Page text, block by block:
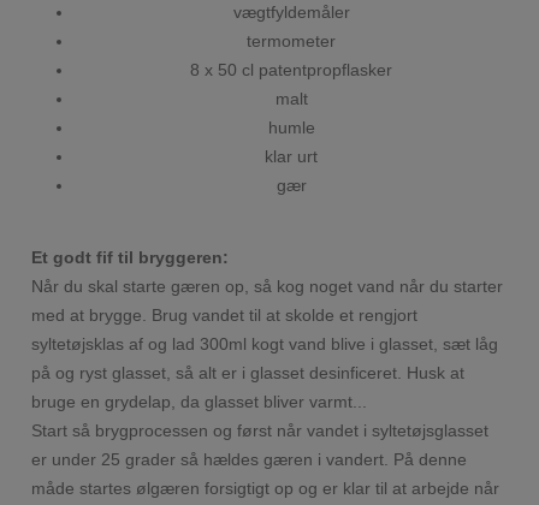
vægtfyldemåler
termometer
8 x 50 cl patentpropflasker
malt
humle
klar urt
gær
Et godt fif til bryggeren:
Når du skal starte gæren op, så kog noget vand når du starter
med at brygge. Brug vandet til at skolde et rengjort
syltetøjsklas af og lad 300ml kogt vand blive i glasset, sæt låg
på og ryst glasset, så alt er i glasset desinficeret. Husk at
bruge en grydelap, da glasset bliver varmt...
Start så brygprocessen og først når vandet i syltetøjsglasset
er under 25 grader så hældes gæren i vandert. På denne
måde startes ølgæren forsigtigt op og er klar til at arbejde når